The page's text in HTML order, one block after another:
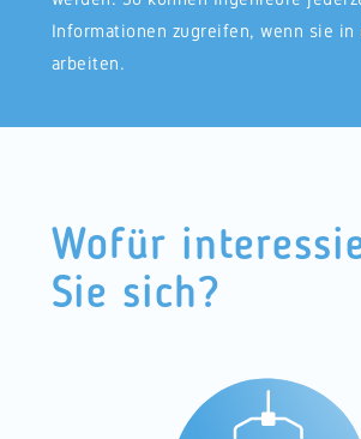
Informationen zugreifen, wenn sie in
arbeiten.
Wofür
Sie sich?